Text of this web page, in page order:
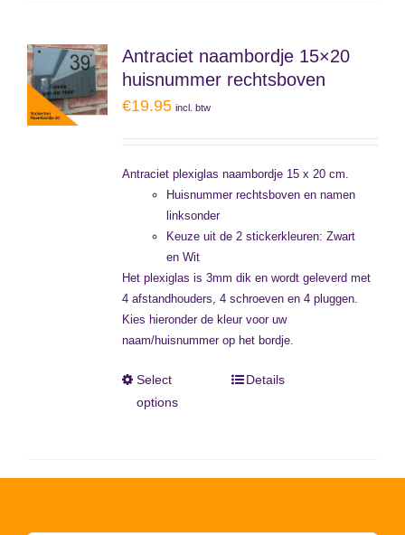
Antraciet naambordje 15×20
huisnummer rechtsboven
€19.95 incl. btw
Antraciet plexiglas naambordje 15 x 20 cm.
Huisnummer rechtsboven en namen
linksonder
Keuze uit de 2 stickerkleuren: Zwart
en Wit
Het plexiglas is 3mm dik en wordt geleverd met
4 afstandhouders, 4 schroeven en 4 pluggen.
Kies hieronder de kleur voor uw
naam/huisnummer op het bordje.
Select
options
Details